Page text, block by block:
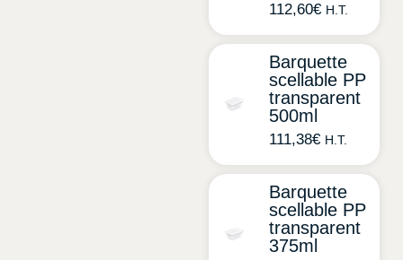
112,60€ H.T.
Barquette
scellable PP
transparent
500ml
111,38€ H.T.
Barquette
scellable PP
transparent
375ml